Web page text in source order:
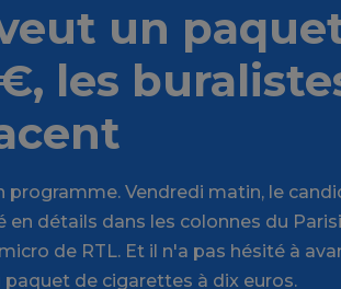
un
les
Vendredi matin, le
détails dans les colonnes du
de RTL. Et il n'a pas hésité à
de cigarettes à dix euros.